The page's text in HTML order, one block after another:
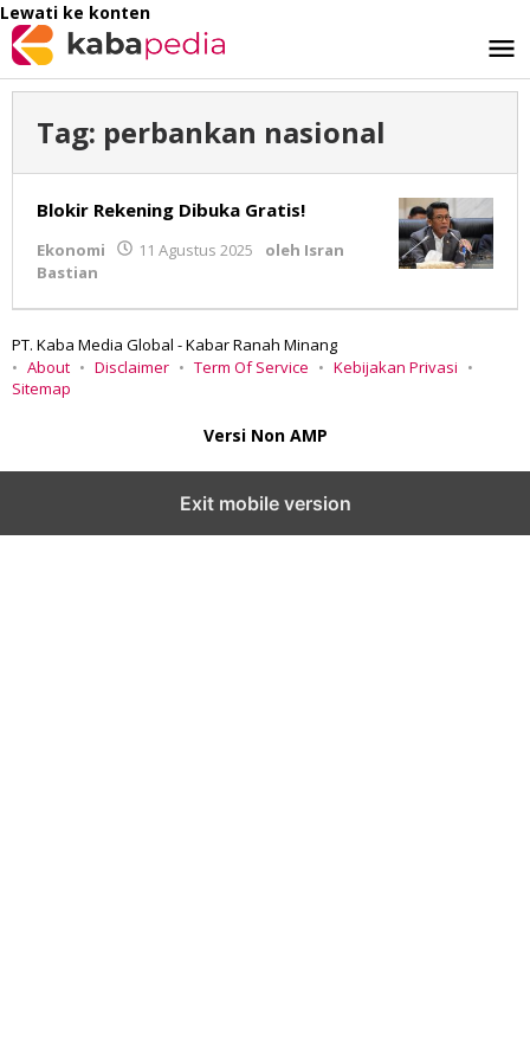
Lewati ke konten
Tag: perbankan nasional
Blokir Rekening Dibuka Gratis!
Ekonomi 11 Agustus 2025 oleh Isran
Bastian
PT. Kaba Media Global - Kabar Ranah Minang
About
Disclaimer Term Of Service
Kebijakan Privasi
Sitemap
Versi Non AMP
Exit mobile version